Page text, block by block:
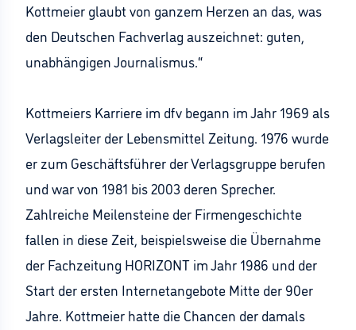
Kottmeier glaubt von ganzem Herzen an das, was
den Deutschen Fachverlag auszeichnet: guten,
unabhängigen Journalismus.“
Kottmeiers Karriere im dfv begann im Jahr 1969 als
Verlagsleiter der Lebensmittel Zeitung. 1976 wurde
er zum Geschäftsführer der Verlagsgruppe berufen
und war von 1981 bis 2003 deren Sprecher.
Zahlreiche Meilensteine der Firmengeschichte
fallen in diese Zeit, beispielsweise die Übernahme
der Fachzeitung HORIZONT im Jahr 1986 und der
Start der ersten Internetangebote Mitte der 90er
Jahre. Kottmeier hatte die Chancen der damals